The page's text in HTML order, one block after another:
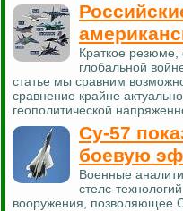
Краткое
глобальной
статье мы сравним
сравнение крайне
геополитической
Су-57
боевую
Военные
стелс-
вооружения, позволяющее